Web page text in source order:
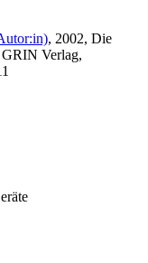
, 2002, Die
Verlag,